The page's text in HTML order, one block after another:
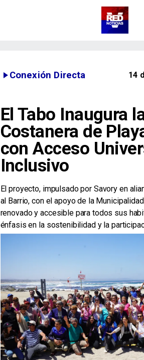
Conexión Directa 14
El Tabo Inaugura
Costanera de
con Acceso
Inclusivo
El proyecto, impulsado por Savory en
al Barrio, con el apoyo de la
renovado y accesible para todos sus
énfasis en la sostenibilidad y la